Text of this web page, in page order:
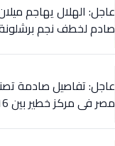
عاجل: الهلال يهاجم
صادم لخطف نجم
عاجل: تفاصيل صادمة